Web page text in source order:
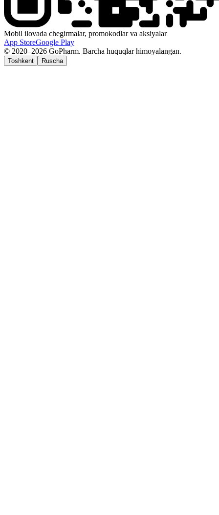
Mobil ilovada chegirmalar, promokodlar va aksiyalar
App StoreGoogle Play
© 2020–2026 GoPharm. Barcha huquqlar himoyalangan.
Toshkent Ruscha